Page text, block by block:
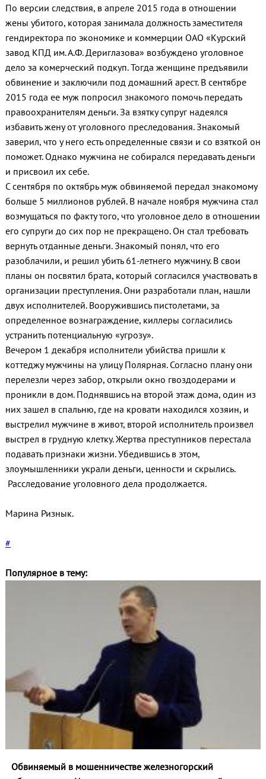
По версии следствия, в апреле 2015 года в отношении
жены убитого, которая занимала должность заместителя
гендиректора по экономике и коммерции ОАО «Курский
завод КПД им. А.Ф. Дериглазова» возбуждено уголовное
дело за комерческий подкуп. Тогда женщине предъявили
обвинение и заключили под домашний арест. В сентябре
2015 года ее муж попросил знакомого помочь передать
правоохранителям деньги. За взятку супруг надеялся
избавить жену от уголовного преследования. Знакомый
заверил, что у него есть определенные связи и со взяткой он
поможет. Однако мужчина не собирался передавать деньги
и присвоил их себе.
С сентября по октябрь муж обвиняемой передал знакомому
больше 5 миллионов рублей. В начале ноября мужчина стал
возмущаться по факту того, что уголовное дело в отношении
его супруги до сих пор не прекращено. Он стал требовать
вернуть отданные деньги. Знакомый понял, что его
разоблачили, и решил убить 61-летнего мужчину. В свои
планы он посвятил брата, который согласился участвовать в
организации преступления. Они разработали план, нашли
двух исполнителей. Вооружившись пистолетами, за
определенное вознаграждение, киллеры согласились
устранить потенциальную «угрозу».
Вечером 1 декабря исполнители убийства пришли к
коттеджу мужчины на улицу Полярная. Согласно плану они
перелезли через забор, открыли окно гвоздодерами и
проникли в дом. Поднявшись на второй этаж дома, один из
них зашел в спальню, где на кровати находился хозяин, и
выстрелил мужчине в живот, второй исполнитель произвел
выстрел в грудную клетку. Жертва преступников перестала
подавать признаки жизни. Убедившись в этом,
злоумышленники украли деньги, ценности и скрылись.
Расследование уголовного дела продолжается.
Марина Ризнык.
#
Популярное в тему:
Обвиняемый в мошенничестве железногорский